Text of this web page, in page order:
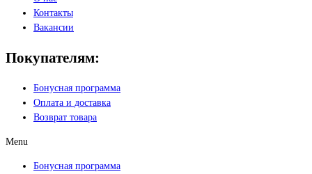
Контакты
Вакансии
Покупателям:
Бонусная программа
Оплата и доставка
Возврат товара
Menu
Бонусная программа